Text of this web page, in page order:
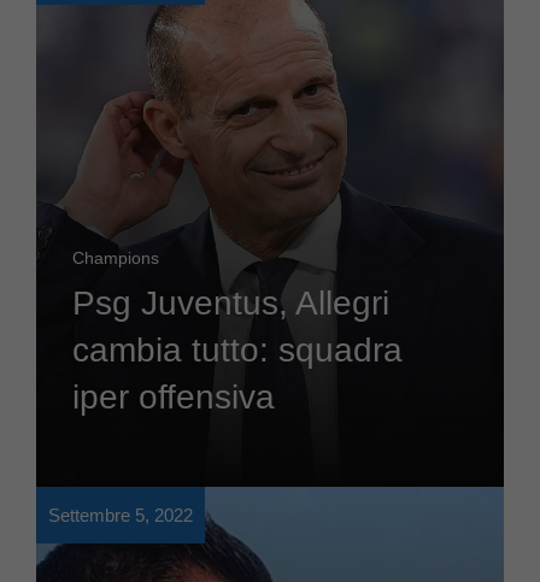
Champions
Psg Juventus, Allegri
cambia tutto: squadra
iper offensiva
Settembre 5, 2022